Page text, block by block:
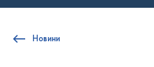
Новини